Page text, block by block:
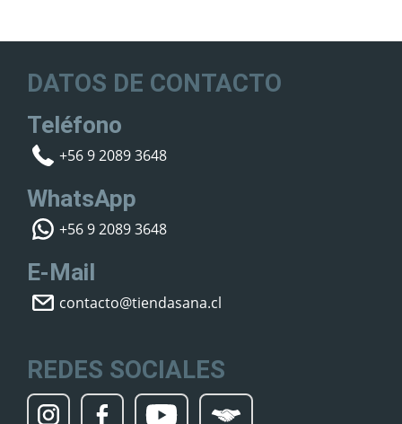
DATOS DE CONTACTO
Teléfono
+56 9 2089 3648
WhatsApp
+56 9 2089 3648
E-Mail
contacto@tiendasana.cl
REDES SOCIALES